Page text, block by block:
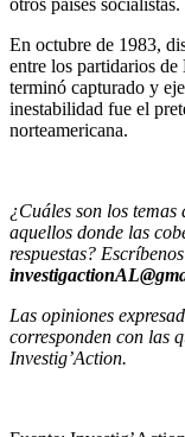
otros países socialistas.
En octubre de 1983,
entre los partidarios
terminó capturado y
inestabilidad fue el
norteamericana.
¿Cuáles son los
aquellos donde las
respuestas?
Las opiniones
corresponden con las
Investig’Action.